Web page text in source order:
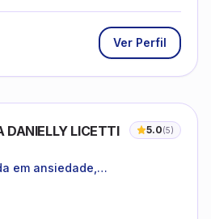
Ver Perfil
DANIELLY LICETTI 5.0(5)
em ansiedade,